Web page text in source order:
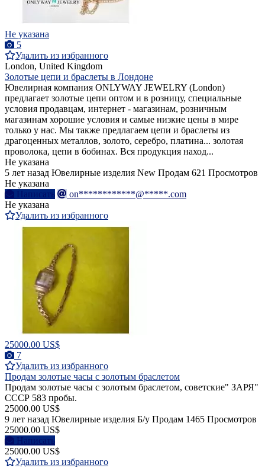
Не указана
5
Удалить из избранного
London, United Kingdom
Золотые цепи и браслеты в Лондоне
Ювелирная компания ONLYWAY JEWELRY (London)
предлагает золотые цепи оптом и в розницу, специальные
условия продавцам, интернет - магазинам, розничным
магазинам хорошие условия и самые низкие цены в мире
только у нас. Мы также предлагаем цепи и браслеты из
драгоценных металлов, золото, серебро, платина... золотая
проволока, цепи в бобинах. Вся продукция наход...
Не указана
5 лет назад Ювелирные изделия New Продам 621 Просмотров
Не указана
Написать
on************@*****.com
Не указана
Удалить из избранного
25000.00 US$
7
Удалить из избранного
Продам золотые часы с золотым браслетом
Продам золотые часы с золотым браслетом, советские" ЗАРЯ"
СССР 583 пробы.
25000.00 US$
9 лет назад Ювелирные изделия Б/у Продам 1465 Просмотров
25000.00 US$
Написать
25000.00 US$
Удалить из избранного